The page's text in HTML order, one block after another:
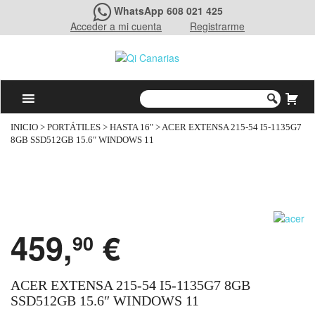
WhatsApp 608 021 425
Acceder a mi cuenta
Registrarme
INICIO > PORTÁTILES > HASTA 16" > ACER EXTENSA 215-54 I5-1135G7
8GB SSD512GB 15.6″ WINDOWS 11
459,90 €
ACER EXTENSA 215-54 I5-1135G7 8GB
SSD512GB 15.6″ WINDOWS 11